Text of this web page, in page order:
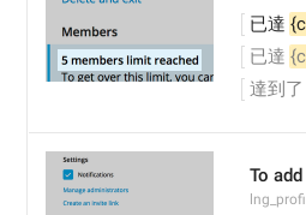
已達
已達
達到
To